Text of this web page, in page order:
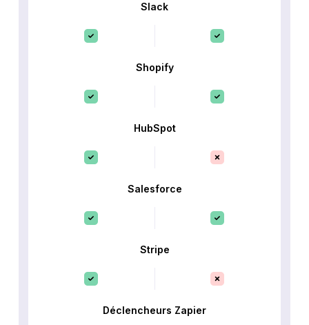
Slack
Shopify
HubSpot
Salesforce
Stripe
Déclencheurs Zapier